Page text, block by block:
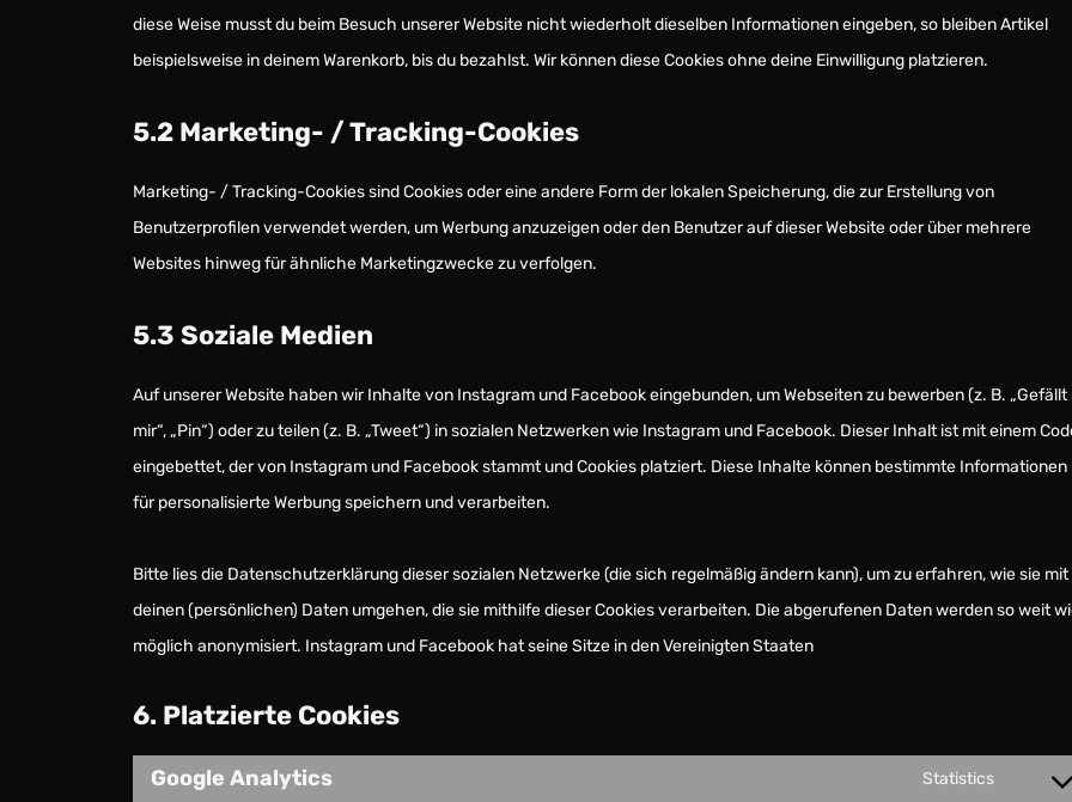
diese Weise musst du beim Besuch unserer Website nicht wiederholt dieselben Informationen eingeben, so bleiben Artikel
beispielsweise in deinem Warenkorb, bis du bezahlst. Wir können diese Cookies ohne deine Einwilligung platzieren.
5.2 Marketing- / Tracking-Cookies
Marketing- / Tracking-Cookies sind Cookies oder eine andere Form der lokalen Speicherung, die zur Erstellung von
Benutzerprofilen verwendet werden, um Werbung anzuzeigen oder den Benutzer auf dieser Website oder über mehrere
Websites hinweg für ähnliche Marketingzwecke zu verfolgen.
5.3 Soziale Medien
Auf unserer Website haben wir Inhalte von Instagram und Facebook eingebunden, um Webseiten zu bewerben (z. B. „Gefällt
mir“, „Pin“) oder zu teilen (z. B. „Tweet“) in sozialen Netzwerken wie Instagram und Facebook. Dieser Inhalt ist mit einem
eingebettet, der von Instagram und Facebook stammt und Cookies platziert. Diese Inhalte können bestimmte Informationen
für personalisierte Werbung speichern und verarbeiten.
Bitte lies die Datenschutzerklärung dieser sozialen Netzwerke (die sich regelmäßig ändern kann), um zu erfahren, wie sie mit
deinen (persönlichen) Daten umgehen, die sie mithilfe dieser Cookies verarbeiten. Die abgerufenen Daten werden so weit
möglich anonymisiert. Instagram und Facebook hat seine Sitze in den Vereinigten Staaten
6. Platzierte Cookies
Google Analytics Statistics